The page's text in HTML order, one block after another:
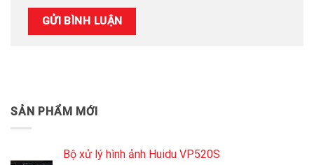
SẢN PHẨM MỚI
Bộ xử lý hình ảnh Huidu VP520S